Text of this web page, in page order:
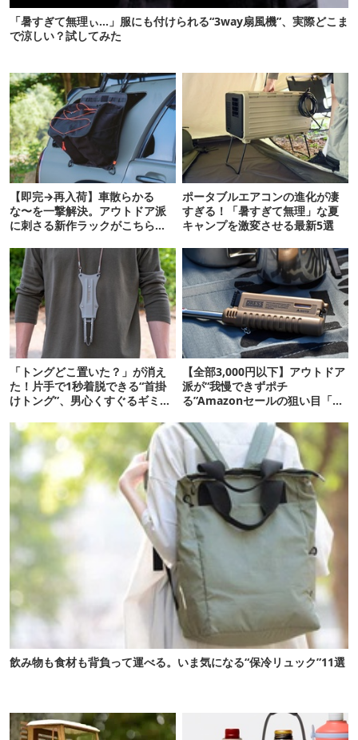
「暑すぎて無理ぃ…」服にも付けられる“3way扇風機”、実際どこま
で涼しい？試してみた
【即完→再入荷】車散らかる
な〜を一撃解決。アウトドア派
に刺さる新作ラックがこちらで
ポータブルエアコンの進化が凄
すぎる！「暑すぎて無理」な夏
キャンプを激変させる最新5選
「トングどこ置いた？」が消え
た！片手で1秒着脱できる“首掛
けトング”、男心くすぐるギミッ
【全部3,000円以下】アウトドア
派が“我慢できずポチ
る”Amazonセールの狙い目「買
飲み物も食材も背負って運べる。いま気になる“保冷リュック”11選